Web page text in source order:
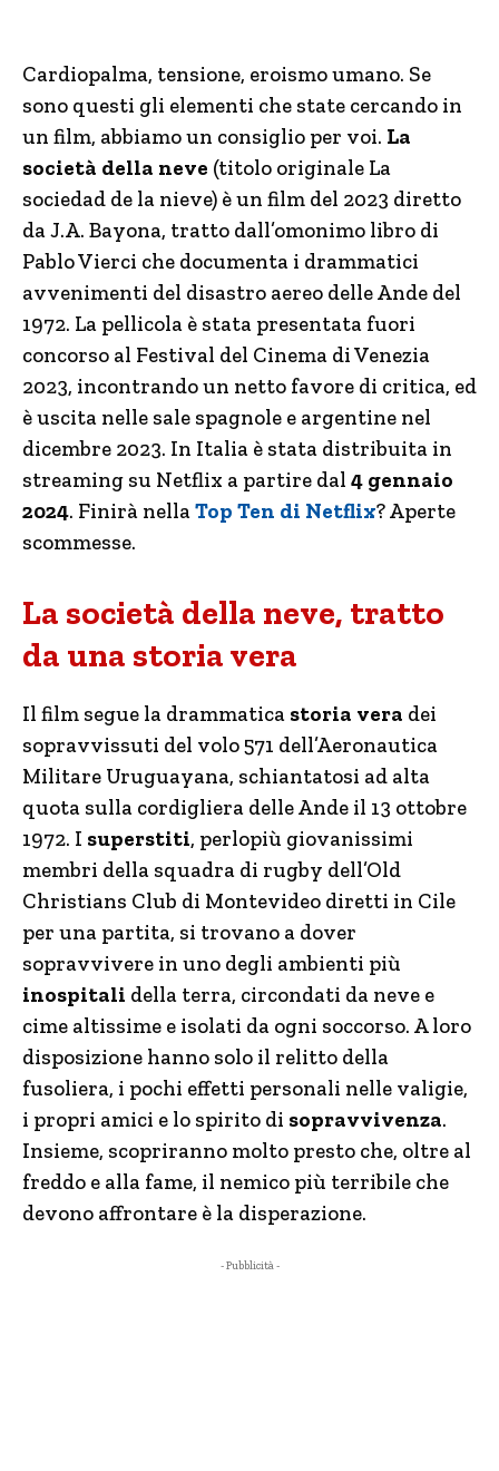
Cardiopalma, tensione, eroismo umano. Se
sono questi gli elementi che state cercando in
un film, abbiamo un consiglio per voi. La
società della neve (titolo originale La
sociedad de la nieve) è un film del 2023 diretto
da J.A. Bayona, tratto dall’omonimo libro di
Pablo Vierci che documenta i drammatici
avvenimenti del disastro aereo delle Ande del
1972. La pellicola è stata presentata fuori
concorso al Festival del Cinema di Venezia
2023, incontrando un netto favore di critica, ed
è uscita nelle sale spagnole e argentine nel
dicembre 2023. In Italia è stata distribuita in
streaming su Netflix a partire dal 4 gennaio
2024. Finirà nellaTop Ten di Netflix? Aperte
scommesse.
La società della neve, tratto
da una storia vera
Il film segue la drammatica storia vera dei
sopravvissuti del volo 571 dell’Aeronautica
Militare Uruguayana, schiantatosi ad alta
quota sulla cordigliera delle Ande il 13 ottobre
1972. I superstiti, perlopiù giovanissimi
membri della squadra di rugby dell’Old
Christians Club di Montevideo diretti in Cile
per una partita, si trovano a dover
sopravvivere in uno degli ambienti più
inospitali della terra, circondati da neve e
cime altissime e isolati da ogni soccorso. A loro
disposizione hanno solo il relitto della
fusoliera, i pochi effetti personali nelle valigie,
i propri amici e lo spirito di sopravvivenza.
Insieme, scopriranno molto presto che, oltre al
freddo e alla fame, il nemico più terribile che
devono affrontare è la disperazione.
- Pubblicità -